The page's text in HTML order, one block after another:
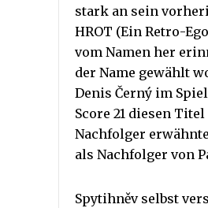
stark an sein
HROT (Ein Retro-
vom Namen her
der Name gewählt
Denis Černý im
Score 21 diesen
Nachfolger erwähnte
als Nachfolger von
Spytihněv selbst